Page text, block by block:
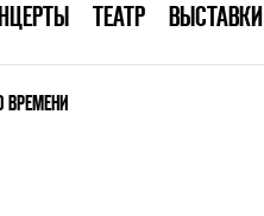
ТЕАТР ВЫСТАВКИ
ВРЕМЕНИ